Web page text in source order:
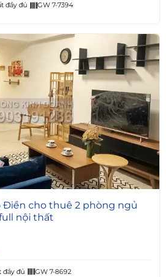
đầy đủ GW 7-7394
Điền cho thuê 2 phòng ngủ
nội thất
đầy đủ GW 7-8692